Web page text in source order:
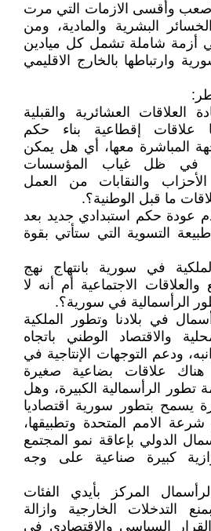
وأقسى الازمات التي مرت
البشرية والمادية، ومن
أزمة شاملة تشمل كل ميادين
وارتباطها بالخارج الاقليمي
العشائرية والقبلية
علاقات إقطاعية بناء حكم
المباشرة معها، أي هل يمكن
في ظل غياب المؤسسات
والنقابات من العمل
ما قبل الوطنية؟.
عودة حكم استبدادي جديد بعد
التسوية التي ستأتي بقوة
في سورية بانتهاج نهج
الاجتماعية أم أنه لا
الرأسمالية في سورية؟.
في بلادنا وتطور الملكية
والاقتصاد الوطني باتجاه
ودعم التوجهات الإنتاجية في
هناك علاقات بضاعية صغيرة
الرأسمالية الكبيرة، وهل
يسمح بتطور سورية اقتصاديا
شرعة الامم المتحدة وتطبيقها،
الدولي بإعاقة نمو المجتمع
كبيرة صناعية على وجه
المركز بأيدي الفئات
التدخلات الخارجية وازالة
السياسي والاقتصادي في